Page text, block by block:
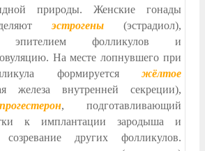
природы. Женские гонады
эстрогены (эстрадиол),
эпителием фолликулов и
На месте лопнувшего при
формируется жёлтое
железа внутренней секреции),
прогестерон, подготавливающий
к имплантации зародыша и
других фолликулов.